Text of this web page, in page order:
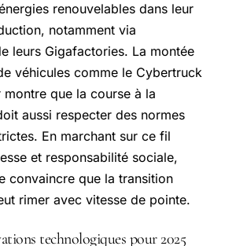
renouvelables dans leur
notamment via
leurs Gigafactories. La montée
véhicules comme le Cybertruck
montre que la course à la
aussi respecter des normes
En marchant sur ce fil
et responsabilité sociale,
convaincre que la transition
rimer avec vitesse de pointe.
technologiques pour 2025